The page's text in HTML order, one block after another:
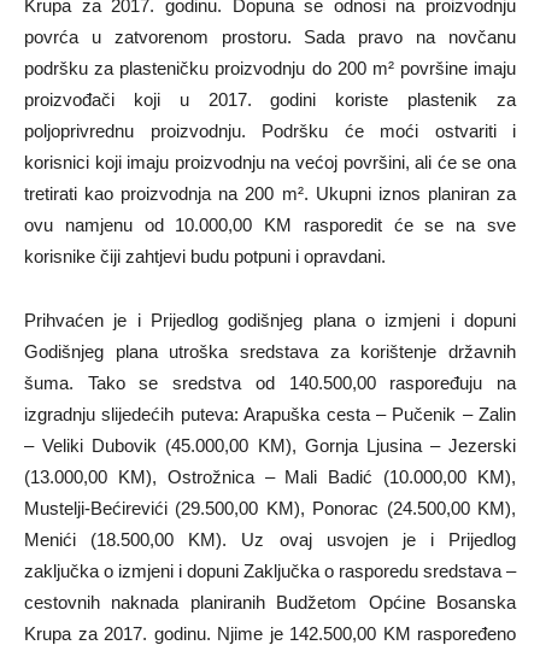
Krupa za 2017. godinu. Dopuna se odnosi na proizvodnju
povrća u zatvorenom prostoru. Sada pravo na novčanu
podršku za plasteničku proizvodnju do 200 m² površine imaju
proizvođači koji u 2017. godini koriste plastenik za
poljoprivrednu proizvodnju. Podršku će moći ostvariti i
korisnici koji imaju proizvodnju na većoj površini, ali će se ona
tretirati kao proizvodnja na 200 m². Ukupni iznos planiran za
ovu namjenu od 10.000,00 KM rasporedit će se na sve
korisnike čiji zahtjevi budu potpuni i opravdani.
Prihvaćen je i Prijedlog godišnjeg plana o izmjeni i dopuni
Godišnjeg plana utroška sredstava za korištenje državnih
šuma. Tako se sredstva od 140.500,00 raspoređuju na
izgradnju slijedećih puteva: Arapuška cesta – Pučenik – Zalin
– Veliki Dubovik (45.000,00 KM), Gornja Ljusina – Jezerski
(13.000,00 KM), Ostrožnica – Mali Badić (10.000,00 KM),
Mustelji-Bećirevići (29.500,00 KM), Ponorac (24.500,00 KM),
Menići (18.500,00 KM). Uz ovaj usvojen je i Prijedlog
zaključka o izmjeni i dopuni Zaključka o rasporedu sredstava –
cestovnih naknada planiranih Budžetom Općine Bosanska
Krupa za 2017. godinu. Njime je 142.500,00 KM raspoređeno